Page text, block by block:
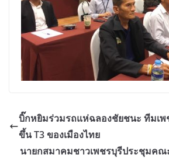
บิ๊กหยิมร่วมรถแห่ฉลองชัยชนะ ทีมเพ
ขึ้น T3 ของเมืองไทย
นายกสมาคมชาวเพชรบุรีประชุมคณ